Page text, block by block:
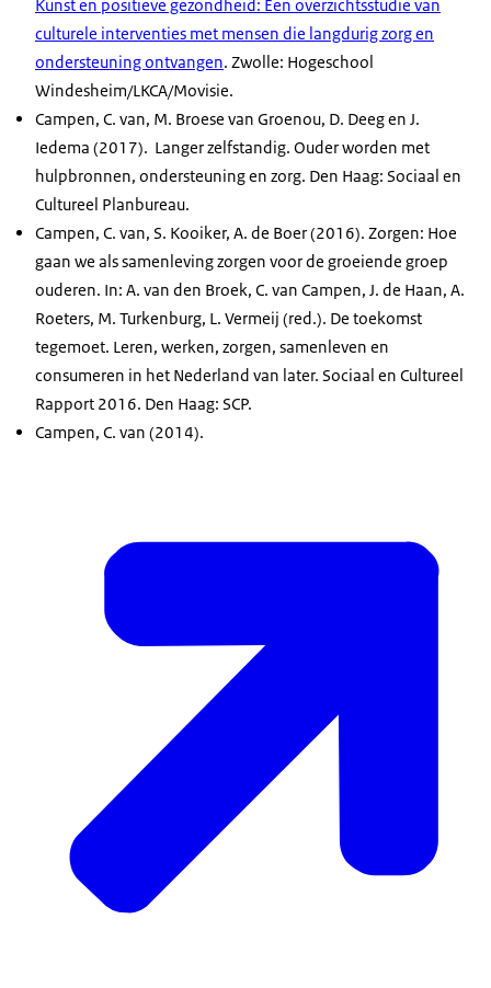
Kunst en positieve gezondheid: Een overzichtsstudie van
culturele interventies met mensen die langdurig zorg en
ondersteuning ontvangen. Zwolle: Hogeschool
Windesheim/LKCA/Movisie.
Campen, C. van, M. Broese van Groenou, D. Deeg en J.
Iedema (2017). Langer zelfstandig. Ouder worden met
hulpbronnen, ondersteuning en zorg. Den Haag: Sociaal en
Cultureel Planbureau.
Campen, C. van, S. Kooiker, A. de Boer (2016). Zorgen: Hoe
gaan we als samenleving zorgen voor de groeiende groep
ouderen. In: A. van den Broek, C. van Campen, J. de Haan, A.
Roeters, M. Turkenburg, L. Vermeij (red.). De toekomst
tegemoet. Leren, werken, zorgen, samenleven en
consumeren in het Nederland van later. Sociaal en Cultureel
Rapport 2016. Den Haag: SCP.
Campen, C. van (2014).